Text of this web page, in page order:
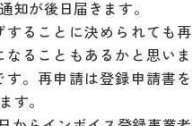
知が後日届きます。
ることに決められても再
ることもあるかと思いま
。再申請は登録申請書を
す。